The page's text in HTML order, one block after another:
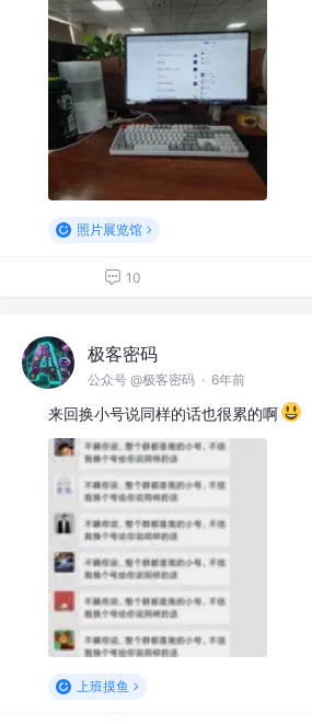
照片展览馆
10
极客密码
公众号 @极客密码 · 6年前
来回换小号说同样的话也很累的啊
上班摸鱼